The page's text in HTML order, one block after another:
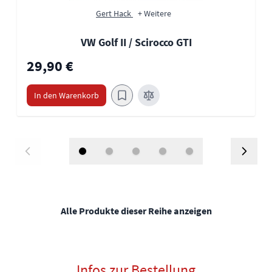
Gert Hack + Weitere
VW Golf II / Scirocco GTI
29,90 €
In den Warenkorb
Alle Produkte dieser Reihe anzeigen